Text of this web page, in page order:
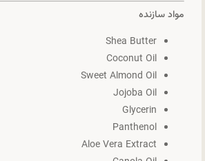
مواد سازنده
Shea Butter
Coconut Oil
Sweet Almond Oil
Jojoba Oil
Glycerin
Panthenol
Aloe Vera Extract